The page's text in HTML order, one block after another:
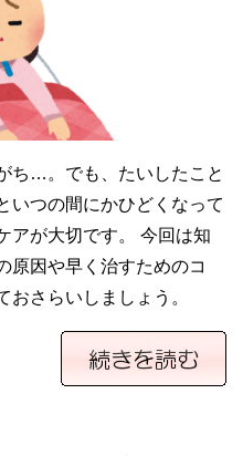
ち…。でも、たいしたこと
いつの間にかひどくなって
アが大切です。 今回は知
原因や早く治すためのコ
おさらいしましょう。